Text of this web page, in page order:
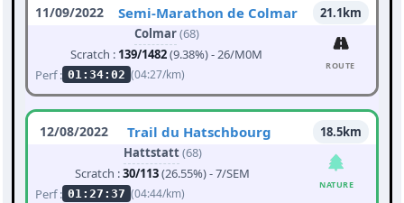
11/09/2022 Semi-Marathon de Colmar
21.1km
Colmar(68)
Scratch : 139/1482(9.38%) - 26/M0M
Perf : 01:34:02 (04:27/km)
ROUTE
12/08/2022 Trail du Hatschbourg
18.5km
Hattstatt(68)
Scratch :30/113(26.55%) - 7/SEM
Perf : 01:27:37 (04:44/km)
NATURE